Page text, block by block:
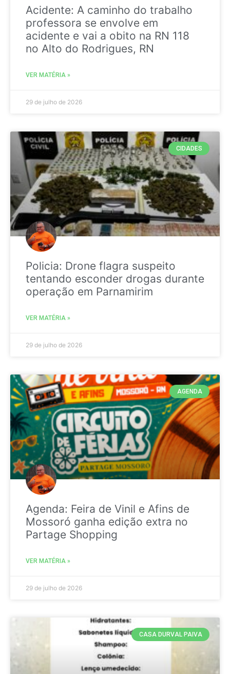
Acidente: A caminho do trabalho
professora se envolve em
acidente e vai a obito na RN 118
no Alto do Rodrigues, RN
VER MATÉRIA »
29 de julho de 2026
CIDADES
Policia: Drone flagra suspeito
tentando esconder drogas durante
operação em Parnamirim
VER MATÉRIA »
29 de julho de 2026
AGENDA
Agenda: Feira de Vinil e Afins de
Mossoró ganha edição extra no
Partage Shopping
VER MATÉRIA »
29 de julho de 2026
CASA DURVAL PAIVA